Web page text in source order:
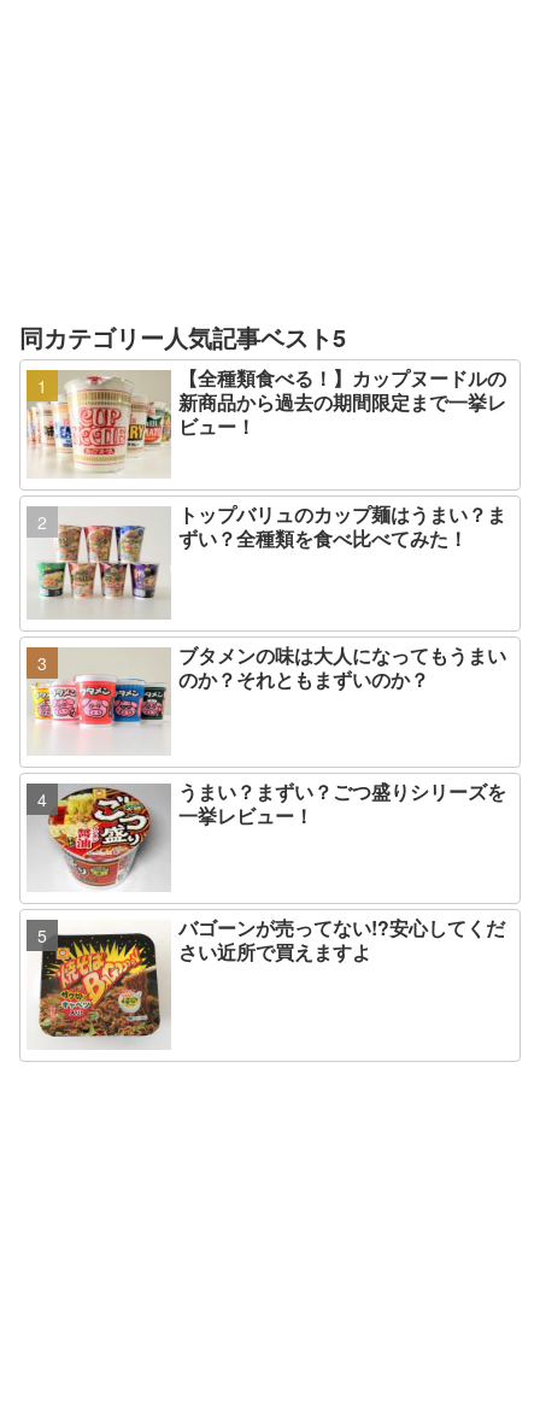
同カテゴリー人気記事ベスト5
【全種類食べる！】カップヌードルの
新商品から過去の期間限定まで一挙レ
ビュー！
トップバリュのカップ麺はうまい？ま
ずい？全種類を食べ比べてみた！
ブタメンの味は大人になってもうまい
のか？それともまずいのか？
うまい？まずい？ごつ盛りシリーズを
一挙レビュー！
バゴーンが売ってない!?安心してくだ
さい近所で買えますよ